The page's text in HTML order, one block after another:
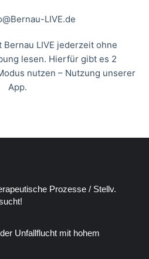
LIVE.de
Bernau LIVE jederzeit ohne
lesen. Hierfür gibt es 2
nutzen – Nutzung unserer
App.
Prozesse / Stellv.
Unfallflucht mit hohem